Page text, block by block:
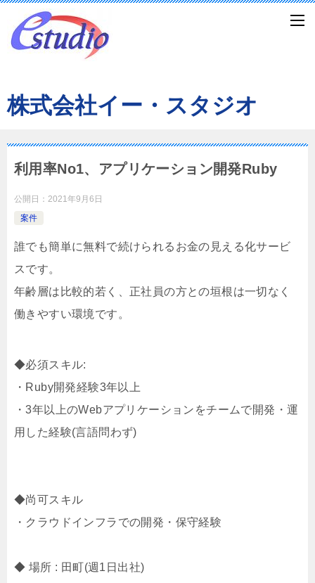
株式会社イー・スタジオ
利用率No1、アプリケーション開発Ruby
公開日： 2021年9月6日
案件
誰でも簡単に無料で続けられるお金の見える化サービ
スです。
年齢層は比較的若く、正社員の方との垣根は一切なく
働きやすい環境です。
◆必須スキル:
・Ruby開発経験3年以上
・3年以上のWebアプリケーションをチームで開発・運
用した経験(言語問わず)
◆尚可スキル
・クラウドインフラでの開発・保守経験
◆ 場所 : 田町(週1日出社)